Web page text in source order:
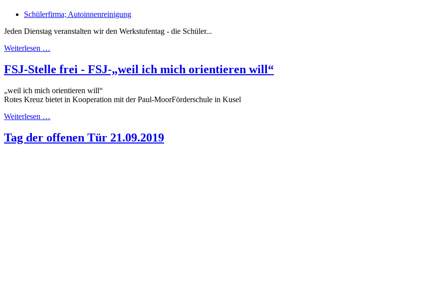
Schülerfirma; Autoinnenreinigung
Jeden Dienstag veranstalten wir den Werkstufentag - die Schüler...
Weiterlesen …
FSJ-Stelle frei - FSJ-„weil ich mich orientieren will“
„weil ich mich orientieren will“
Rotes Kreuz bietet in Kooperation mit der Paul-MoorFörderschule in Kusel
Weiterlesen …
Tag der offenen Tür 21.09.2019